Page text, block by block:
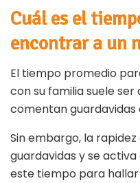
Cuál es el
encontrar a un
El tiempo promedio
con su familia suele ser
comentan guardavidas
Sin embargo, la
guardavidas y se
este tiempo para hallar